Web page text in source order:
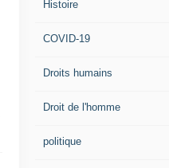
Histoire
COVID-19
Droits humains
Droit de l'homme
politique